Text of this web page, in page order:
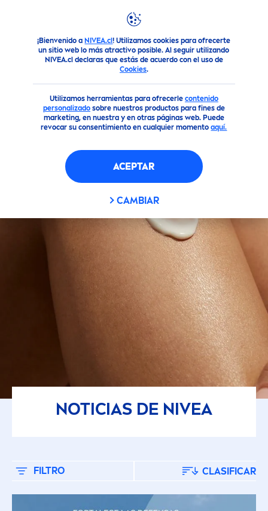
¡Bienvenido a NIVEA.cl! Utilizamos cookies para ofrecerte
un sitio web lo más atractivo posible. Al seguir utilizando
NIVEA.cl declaras que estás de acuerdo con el uso de
Cookies.
Utilizamos herramientas para ofrecerle contenido
personalizadosobre nuestros productos para fines de
marketing, en nuestra y en otras páginas web. Puede
revocar su consentimiento en cualquier momentoaquí.
ACEPTAR
CAMBIAR
Destacados
NOTICIAS DE NIVEA
FILTRO CLASIFICAR
CATEGORÍA PRINCIPAL
Facial
Specials
TIPO DE PRODUCTO
Cremas Faciales
Limpieza